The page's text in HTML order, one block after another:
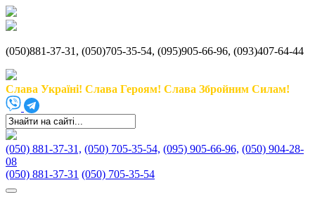
(050)881-37-31, (050)705-35-54, (095)905-66-96, (093)407-64-44
Слава Україні! Слава Героям! Слава Збройним Силам!
(050) 881-37-31, (050) 705-35-54, (095) 905-66-96, (050) 904-28-
08
(050) 881-37-31 (050) 705-35-54